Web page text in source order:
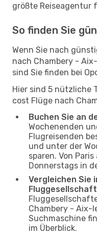
größte Reiseagentur
So finden Sie
Wenn Sie nach
nach Chambery -
sind Sie finden bei
Hier sind 5 nützliche
cost Flüge nach
Buchen Sie an
Wochenenden
Flugreisenden
und unter der
sparen. Von
Donnerstags in
Vergleichen Sie
Chambery - Aix-
Suchmaschine
im Überblick.